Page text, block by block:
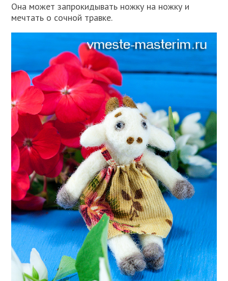
Она может запрокидывать ножку на ножку и
мечтать о сочной травке.